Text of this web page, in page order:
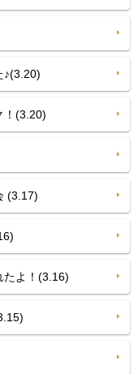
♪(3.20)
(3.20)
(3.17)
よ！(3.16)